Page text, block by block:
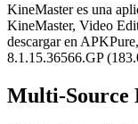
KineMaster es una
KineMaster, Video
descargar en
8.1.15.36566.GP
Multi-Source